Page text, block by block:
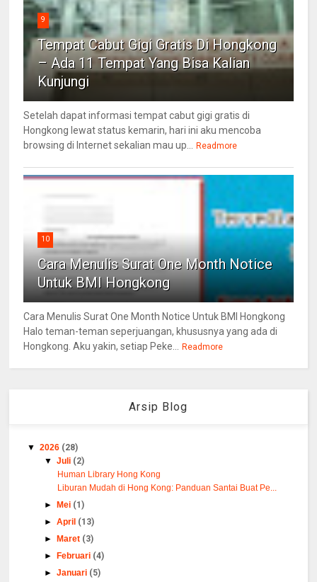
9
Tempat Cabut Gigi Gratis Di Hongkong
– Ada 11 Tempat Yang Bisa Kalian
Kunjungi
Setelah dapat informasi tempat cabut gigi gratis di
Hongkong lewat status kemarin, hari ini aku mencoba
browsing di Internet sekalian mau up... Readmore
10
Cara Menulis Surat One Month Notice
Untuk BMI Hongkong
Cara Menulis Surat One Month Notice Untuk BMI Hongkong
Halo teman-teman seperjuangan, khususnya yang ada di
Hongkong. Aku yakin, setiap Peke... Readmore
Arsip Blog
▼2026 (28)
▼Juli (2)
Human Library Hong Kong
Liburan Mudah di Hong Kong: Panduan Santai Buat Pe...
►
Mei (1)
►April (13)
►
Maret (3)
►
Februari (4)
►Januari (5)